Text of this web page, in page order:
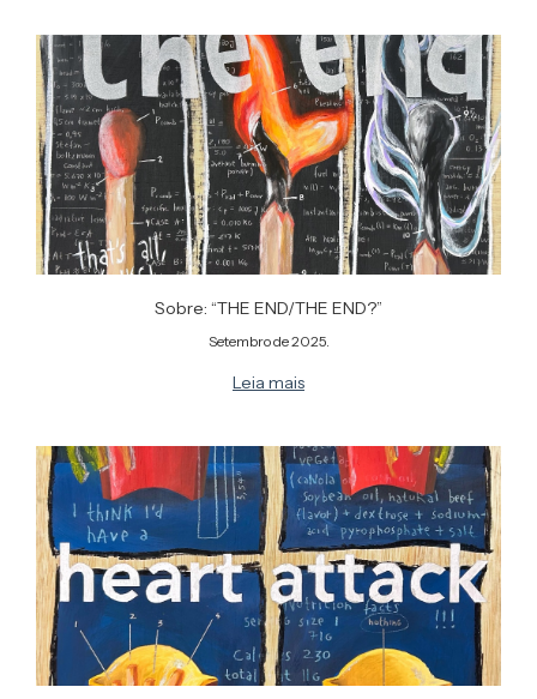
Sobre: “THE END/THE END?”
Setembro de 2025.
Leia mais